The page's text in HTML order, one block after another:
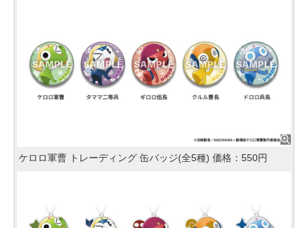
ケロロ軍曹 トレーディング 缶バッジ(全5種) 価格：550円